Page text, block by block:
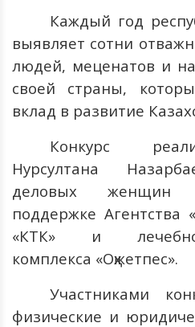
Каждый год
выявляет сотни
людей, меценатов и
своей страны,
вклад в развитие
Конкурс
Нурсултана
деловых женщин
поддержке Агентства
«КТК» и лечебно-
комплекса «Оқжетпес».
Участниками
физические и